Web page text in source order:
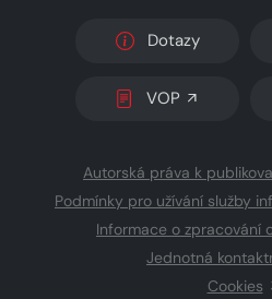
Dotazy
VOP
Autorská práva k
Podmínky pro užívání služby
Informace o zpracování
Jednotná
Cookies